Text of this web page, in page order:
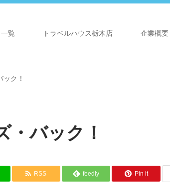
覧 トラベルハウス栃木店 企業概要
ック！
・バック！
RSS feedly Pin it